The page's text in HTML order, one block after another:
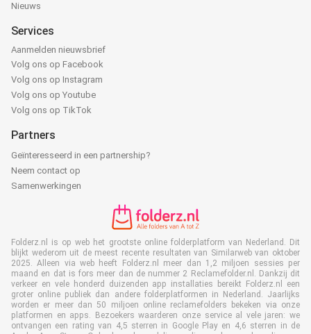
Nieuws
Services
Aanmelden nieuwsbrief
Volg ons op Facebook
Volg ons op Instagram
Volg ons op Youtube
Volg ons op TikTok
Partners
Geïnteresseerd in een partnership?
Neem contact op
Samenwerkingen
Folderz.nl is op web het grootste online folderplatform van Nederland. Dit
blijkt wederom uit de meest recente resultaten van Similarweb van oktober
2025. Alleen via web heeft Folderz.nl meer dan 1,2 miljoen sessies per
maand en dat is fors meer dan de nummer 2 Reclamefolder.nl. Dankzij dit
verkeer en vele honderd duizenden app installaties bereikt Folderz.nl een
groter online publiek dan andere folderplatformen in Nederland. Jaarlijks
worden er meer dan 50 miljoen online reclamefolders bekeken via onze
platformen en apps. Bezoekers waarderen onze service al vele jaren: we
ontvangen een rating van 4,5 sterren in Google Play en 4,6 sterren in de